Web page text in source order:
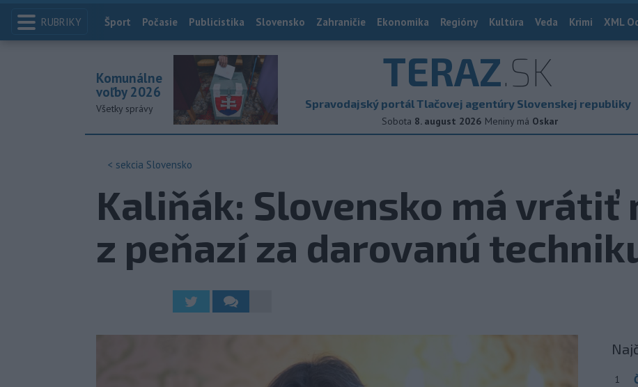
RUBRIKY Index
Šport Počasie Publicistika Slovensko Zahraničie Ekonomika Regióny Kultúra Veda Krimi XML
TERAZ.SK
Spravodajský portál Tlačovej agentúry Slovenskej republiky
Sobota 8. august 2026 Meniny má Oskar
Komunálne
voľby 2026
Všetky správy
< sekcia Slovensko
Kaliňák: Slovensko má vrátiť
z peňazí za darovanú
1